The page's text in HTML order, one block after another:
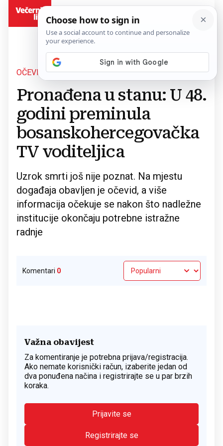
OČEVID U TIJEKU Povratak na članak
Pronađena u stanu: U 48.
godini preminula
bosanskohercegovačka
TV voditeljica
Uzrok smrti još nije poznat. Na mjestu
događaja obavljen je očevid, a više
informacija očekuje se nakon što nadležne
institucije okončaju potrebne istražne
radnje
Komentari 0
Važna obavijest
Za komentiranje je potrebna prijava/registracija.
Ako nemate korisnički račun, izaberite jedan od
dva ponuđena načina i registrirajte se u par brzih
koraka.
Prijavite se
Registrirajte se